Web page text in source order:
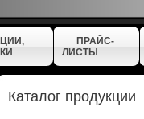
ПРАЙС-
ЛИСТЫ
Каталог продукции